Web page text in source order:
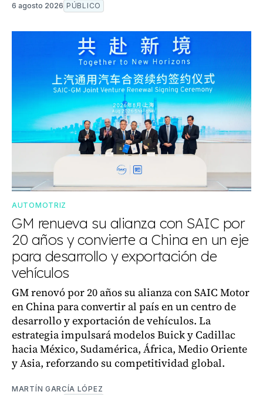
6 agosto 2026 PÚBLICO
AUTOMOTRIZ
GM renueva su alianza con SAIC por
20 años y convierte a China en un eje
para desarrollo y exportación de
vehículos
GM renovó por 20 años su alianza con SAIC Motor
en China para convertir al país en un centro de
desarrollo y exportación de vehículos. La
estrategia impulsará modelos Buick y Cadillac
hacia México, Sudamérica, África, Medio Oriente
y Asia, reforzando su competitividad global.
MARTÍN GARCÍA LÓPEZ